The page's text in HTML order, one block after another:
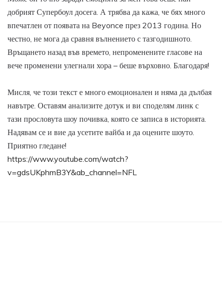
добрият Супербоул досега. А трябва да кажа, че бях много
впечатлен от появата на Beyonce през 2013 година. Но
честно, не мога да сравня вълнението с тазгодишното.
Връщането назад във времето, непроменените гласове на
вече променени улегнали хора – беше върховно. Благодаря!
Мисля, че този текст е много емоционален и няма да дълбая
навътре. Оставям анализите дотук и ви споделям линк с
тази прословута шоу почивка, която се записа в историята.
Надявам се и вие да усетите вайба и да оцените шоуто.
Приятно гледане!
https://www.youtube.com/watch?
v=gdsUKphmB3Y&ab_channel=NFL